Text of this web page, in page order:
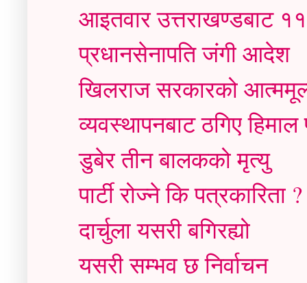
आइतवार उत्तराखण्डबाट ११
प्रधानसेनापति जंगी आदेश
खिलराज सरकारको
व्यवस्थापनबाट ठगिए हिमाल
डुबेर तीन बालकको मृत्यु
पार्टी रोज्ने कि पत्रकारिता ?
दार्चुला यसरी बगिरह्यो
यसरी सम्भव छ निर्वाचन